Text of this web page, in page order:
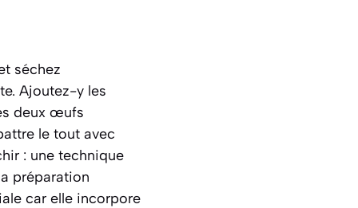
séchez
Ajoutez-y les
deux œufs
le tout avec
: une technique
préparation
car elle incorpore